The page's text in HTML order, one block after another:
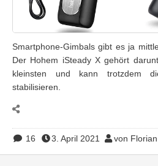
Smartphone-Gimbals gibt es ja
Der Hohem iSteady X gehört
kleinsten und kann trotzdem
stabilisieren.
16 3. April 2021 von Florian